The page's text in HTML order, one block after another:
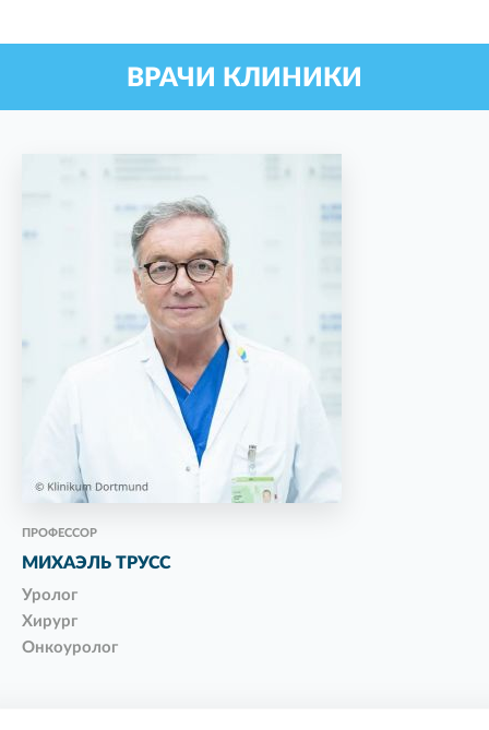
ВРАЧИ КЛИНИКИ
ПРОФЕССОР
МИХАЭЛЬ ТРУСС
Уролог
Хирург
Онкоуролог